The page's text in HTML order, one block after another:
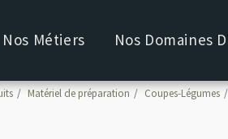
Nos Métiers Nos Domaines
Matériel de préparation Coupes-Légumes